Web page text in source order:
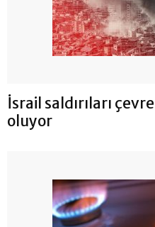
İsrail saldırıları
oluyor